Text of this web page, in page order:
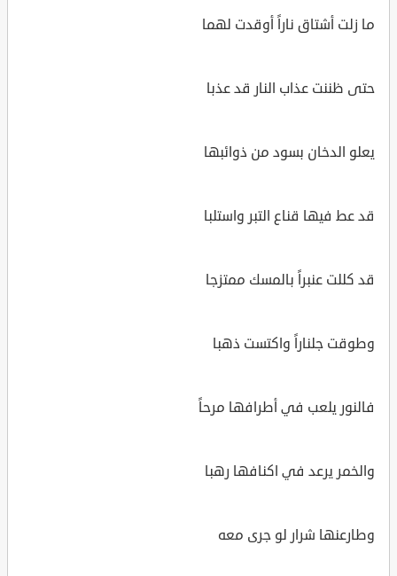
ما زلت أشتاق ناراً أوقدت لهما
حتى ظننت عذاب النار قد عذبا
يعلو الدخان بسود من ذوائبها
قد عط فيها قناع التبر واستلبا
قد كللت عنبراً بالمسك ممتزجا
وطوقت جلناراً واكتست ذهبا
فالنور يلعب في أطرافها مرحاً
والخمر يرعد في اكنافها رهبا
وطارعنها شرار لو جرى معه